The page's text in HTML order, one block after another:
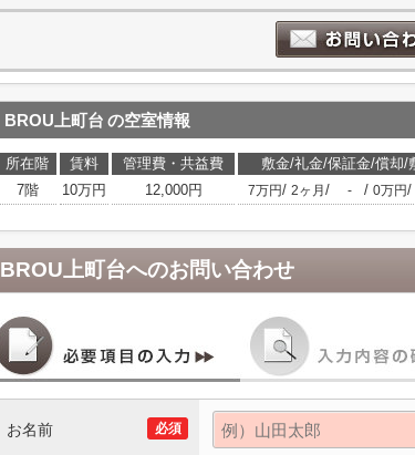
BROU上町台 の空室情報
所在階 賃料 管理費・共益費 敷金/礼金/保証金/償却/
7階
10万円 12,000円 7万円/ 2ヶ月 / - / 0万円/
BROU上町台へのお問い合わせ
必須
お名前